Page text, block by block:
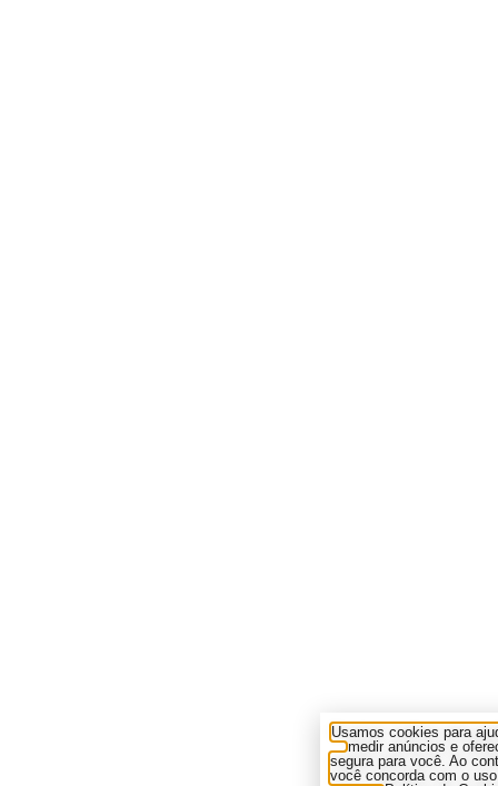
Usamos cookies para
medir anúncios e
segura para você. Ao
você concorda com o